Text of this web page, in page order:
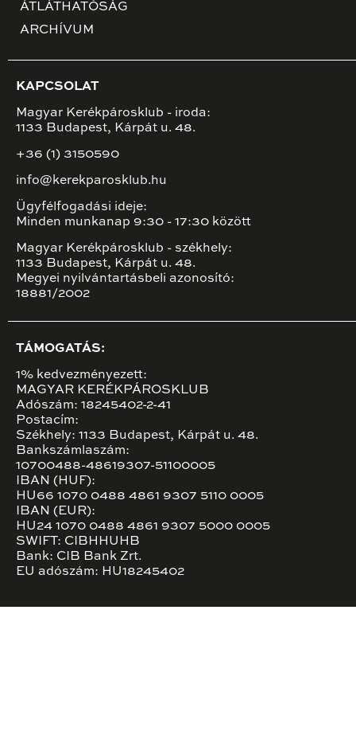
ÁTLÁTHATÓSÁG
ARCHÍVUM
KAPCSOLAT
Magyar Kerékpárosklub - iroda:
1133 Budapest, Kárpát u. 48.
+36 (1) 3150590
info@kerekparosklub.hu
Ügyfélfogadási ideje:
Minden munkanap 9:30 - 17:30 között
Magyar Kerékpárosklub - székhely:
1133 Budapest, Kárpát u. 48.
Megyei nyilvántartásbeli azonosító:
18881/2002
TÁMOGATÁS:
1% kedvezményezett:
MAGYAR KERÉKPÁROSKLUB
Adószám: 18245402-2-41
Postacím:
Székhely: 1133 Budapest, Kárpát u. 48.
Bankszámlaszám:
10700488-48619307-51100005
IBAN (HUF):
HU66 1070 0488 4861 9307 5110 0005
IBAN (EUR):
HU24 1070 0488 4861 9307 5000 0005
SWIFT: CIBHHUHB
Bank: CIB Bank Zrt.
EU adószám: HU18245402